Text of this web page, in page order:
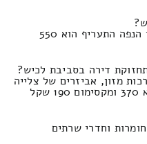
בחירת שינוע של ארונות מטבח ע"י הנפה התעריף הוא 550
דירה בסביבת לכיש?
מזון, אביזרים של צלייה
שנדלירים וכהנה וכהנה) המחיר הוא 370 ומקסימום 190 שקל
וחדרי שרתים